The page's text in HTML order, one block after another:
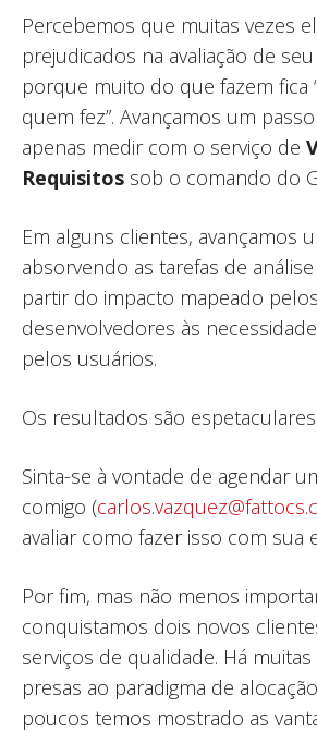
Percebemos que muitas vezes
prejudicados na avaliação de
porque muito do que fazem fica
quem fez”. Avançamos um
apenas medir com o serviço de
Requisitos sob o comando do
Em alguns clientes, avançamos
absorvendo as tarefas de
partir do impacto mapeado pelos
desenvolvedores às
pelos usuários.
Os resultados são espetaculares.
Sinta-se à vontade de agendar
comigo (
avaliar como fazer isso com sua
Por fim, mas não menos
conquistamos dois novos
serviços de qualidade. Há
presas ao paradigma de
poucos temos mostrado as